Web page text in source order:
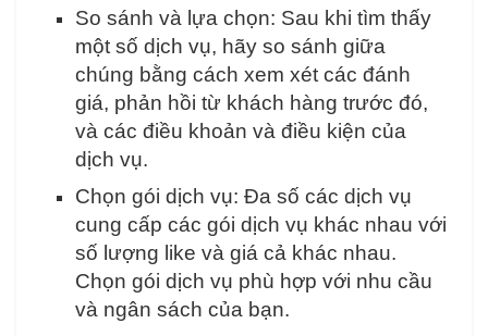
So sánh và lựa chọn: Sau khi tìm thấy
một số dịch vụ, hãy so sánh giữa
chúng bằng cách xem xét các đánh
giá, phản hồi từ khách hàng trước đó,
và các điều khoản và điều kiện của
dịch vụ.
Chọn gói dịch vụ: Đa số các dịch vụ
cung cấp các gói dịch vụ khác nhau với
số lượng like và giá cả khác nhau.
Chọn gói dịch vụ phù hợp với nhu cầu
và ngân sách của bạn.